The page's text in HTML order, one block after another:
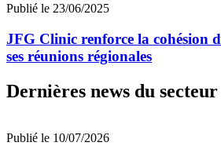
Publié le 23/06/2025
JFG Clinic renforce la cohésion
ses réunions régionales
Dernières news du secteur
Publié le 10/07/2026